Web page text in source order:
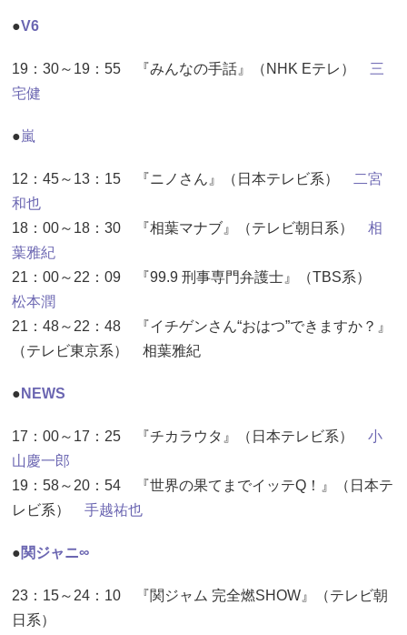
●V6
19：30～19：55 『みんなの手話』（NHK Eテレ） 三
宅健
●嵐
12：45～13：15 『ニノさん』（日本テレビ系）
二宮
和也
18：00～18：30 『相葉マナブ』（テレビ朝日系） 相
葉雅紀
21：00～22：09 『99.9 刑事専門弁護士』（TBS系）
松本潤
21：48～22：48 『イチゲンさん“おはつ”できますか？』
（テレビ東京系） 相葉雅紀
● NEWS
17：00～17：25 『チカラウタ』（日本テレビ系） 小
山慶一郎
19：58～20：54 『世界の果てまでイッテQ！』（日本テ
レビ系） 手越祐也
●関ジャニ∞
23：15～24：10 『関ジャム 完全燃SHOW』（テレビ朝
日系）